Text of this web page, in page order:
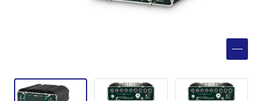
取扱メーカー